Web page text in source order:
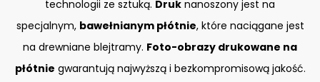
technologii ze sztuką. Druk nanoszony jest na
specjalnym, bawełnianym płótnie, które naciągane jest
na drewniane blejtramy. Foto-obrazy drukowane na
płótnie gwarantują najwyższą i bezkompromisową jakość.